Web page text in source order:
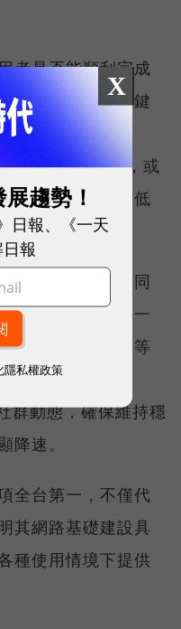
者是否能順利完成
是網路服務在關鍵
購熱門演唱會門
掃描 QR Code，或
路能即時回應、低
信業者可否在不同
載下，都能維持一
跨年晚會、球賽等
動時觀看串流影
群動態，確保維持穩
降速。
全台第一，不僅代
其網路基礎建設具
種使用情境下提供
X
趨勢！
日報、《一天
報
隱私權政策